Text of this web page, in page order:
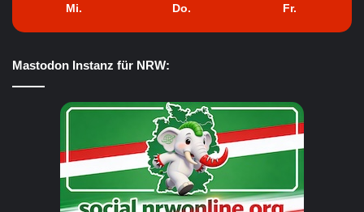
Mi. Do. Fr.
Mastodon Instanz für NRW: